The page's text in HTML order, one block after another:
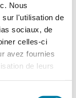
Nous
sur l'utilisation de
sociaux, de
celles-ci
avez fournies
de leurs